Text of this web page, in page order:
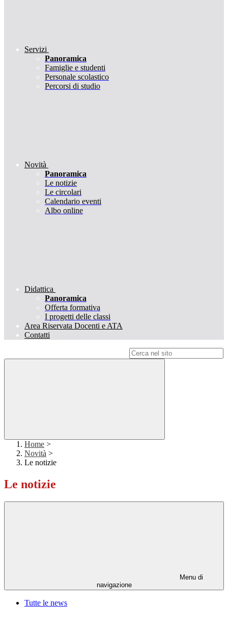
Servizi
Panoramica
Famiglie e studenti
Personale scolastico
Percorsi di studio
Novità
Panoramica
Le notizie
Le circolari
Calendario eventi
Albo online
Didattica
Panoramica
Offerta formativa
I progetti delle classi
Area Riservata Docenti e ATA
Contatti
Home >
Novità >
Le notizie
Le notizie
Menu di
navigazione
Tutte le news